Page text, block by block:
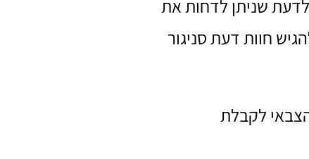
לדעת שניתן לדחות את
חוות דעת סניגור
לקבלת